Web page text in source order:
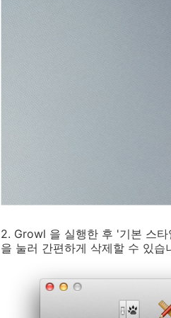
2. Growl 을 실행한 후 '기본 스
을 눌러 간편하게 삭제할 수 있습